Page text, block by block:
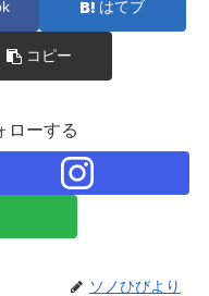
はてブ
コピー
ローする
ソノひびより